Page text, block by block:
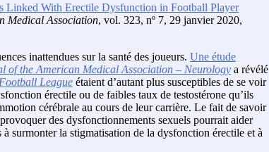
Linked With Erectile Dysfunction in Football Player
Medical Association, vol. 323, nº 7, 29 janvier 2020,
inattendues sur la santé des joueurs. Une étude
of the American Medical Association – Neurology a révélé
League étaient d’autant plus susceptibles de se voir
érectile ou de faibles taux de testostérone qu’ils
cérébrale au cours de leur carrière. Le fait de savoir
des dysfonctionnements sexuels pourrait aider
à surmonter la stigmatisation de la dysfonction érectile et à